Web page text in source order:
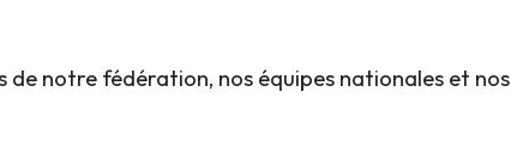
notre fédération, nos équipes nationales et nos